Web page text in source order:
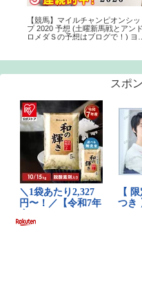
【競馬】マイルチャンピオンシッ
プ 2020 予想 (土曜新馬戦とアンド
ロメダＳの予想はブログで！) ヨー
スポ